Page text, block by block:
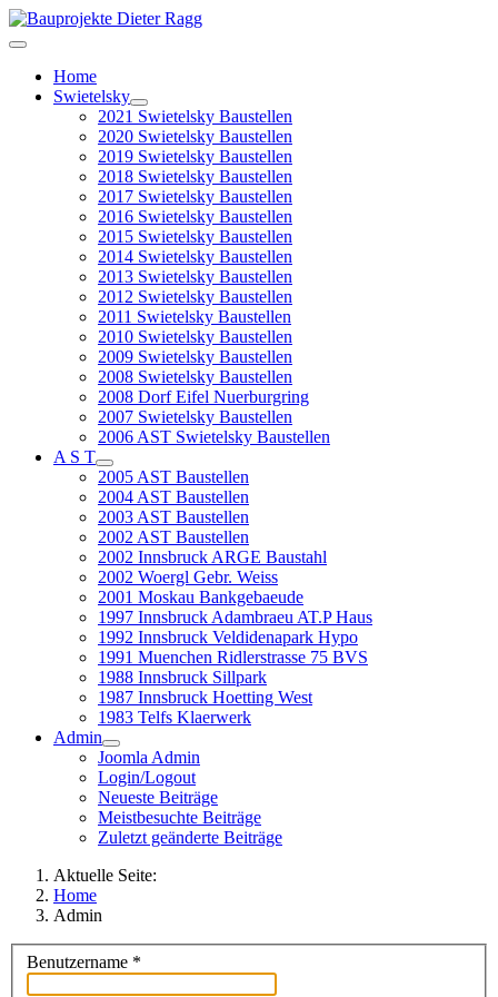
Home
Swietelsky
2021 Swietelsky Baustellen
2020 Swietelsky Baustellen
2019 Swietelsky Baustellen
2018 Swietelsky Baustellen
2017 Swietelsky Baustellen
2016 Swietelsky Baustellen
2015 Swietelsky Baustellen
2014 Swietelsky Baustellen
2013 Swietelsky Baustellen
2012 Swietelsky Baustellen
2011 Swietelsky Baustellen
2010 Swietelsky Baustellen
2009 Swietelsky Baustellen
2008 Swietelsky Baustellen
2008 Dorf Eifel Nuerburgring
2007 Swietelsky Baustellen
2006 AST Swietelsky Baustellen
A S T
2005 AST Baustellen
2004 AST Baustellen
2003 AST Baustellen
2002 AST Baustellen
2002 Innsbruck ARGE Baustahl
2002 Woergl Gebr. Weiss
2001 Moskau Bankgebaeude
1997 Innsbruck Adambraeu AT.P Haus
1992 Innsbruck Veldidenapark Hypo
1991 Muenchen Ridlerstrasse 75 BVS
1988 Innsbruck Sillpark
1987 Innsbruck Hoetting West
1983 Telfs Klaerwerk
Admin
Joomla Admin
Login/Logout
Neueste Beiträge
Meistbesuchte Beiträge
Zuletzt geänderte Beiträge
Aktuelle Seite:
Home
Admin
Benutzername *